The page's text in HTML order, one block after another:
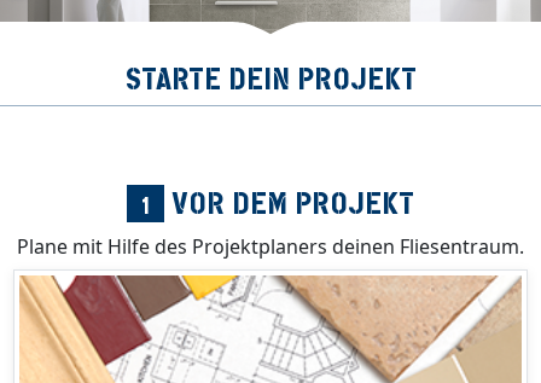
STARTE DEIN PROJEKT
1 VOR DEM PROJEKT
Plane mit Hilfe des Projektplaners deinen Fliesentraum.